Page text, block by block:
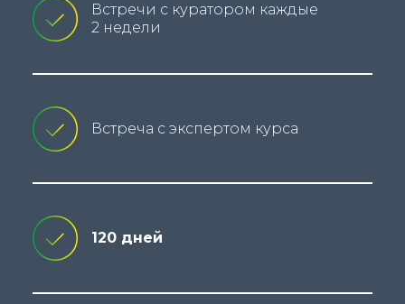
Встречи с куратором каждые
2 недели
Встреча с экспертом курса
120 дней